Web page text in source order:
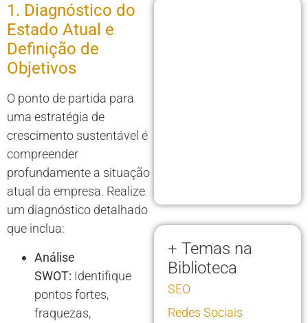
1. Diagnóstico do
Estado Atual e
Definição de
Objetivos
O ponto de partida para
uma estratégia de
crescimento sustentável é
compreender
profundamente a situação
atual da empresa. Realize
um diagnóstico detalhado
que inclua:
Análise
SWOT: Identifique
pontos fortes,
fraquezas,
+ Temas na
Biblioteca
SEO
Redes Sociais